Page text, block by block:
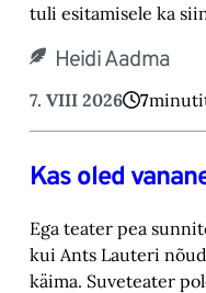
tuli esitamisele ka
Heidi Aadma
7. VIII 2026 7
Kas oled
Ega teater pea
kui Ants Lauteri
käima. Suveteater